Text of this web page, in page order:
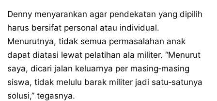
Denny menyarankan agar pendekatan yang dipilih
harus bersifat personal atau individual.
Menurutnya, tidak semua permasalahan anak
dapat diatasi lewat pelatihan ala militer. “Menurut
saya, dicari jalan keluarnya per masing‑masing
siswa, tidak melulu barak militer jadi satu‑satunya
solusi,” tegasnya.